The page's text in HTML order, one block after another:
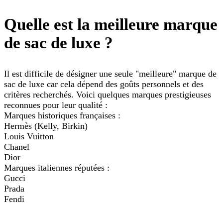
Quelle est la meilleure marque
de sac de luxe ?
Il est difficile de désigner une seule "meilleure" marque de
sac de luxe car cela dépend des goûts personnels et des
critères recherchés. Voici quelques marques prestigieuses
reconnues pour leur qualité :
Marques historiques françaises :
Hermès (Kelly, Birkin)
Louis Vuitton
Chanel
Dior
Marques italiennes réputées :
Gucci
Prada
Fendi